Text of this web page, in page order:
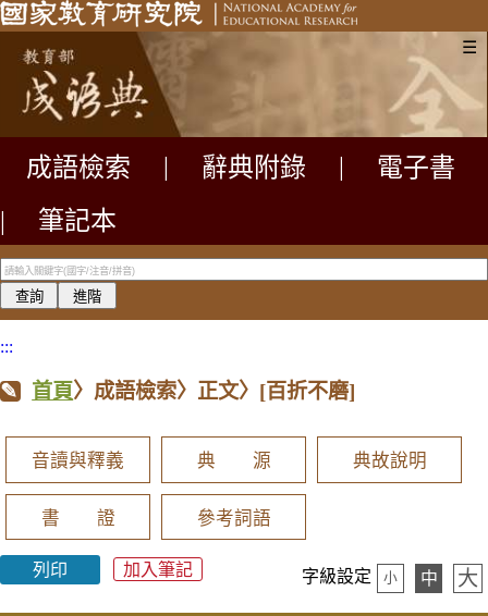
☰
成語檢索 辭典附錄
電子書
|
筆記本
:::
首頁〉成語檢索〉正文〉 [百折不磨]
音讀與釋義 典 源 典故說明
書 證 參考詞語
列印 加入筆記 字級設定 小 中 大